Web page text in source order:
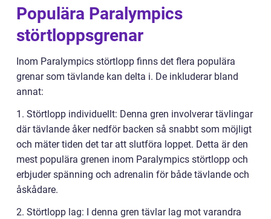
Populära Paralympics
störtloppsgrenar
Inom Paralympics störtlopp finns det flera populära
grenar som tävlande kan delta i. De inkluderar bland
annat:
1. Störtlopp individuellt: Denna gren involverar tävlingar
där tävlande åker nedför backen så snabbt som möjligt
och mäter tiden det tar att slutföra loppet. Detta är den
mest populära grenen inom Paralympics störtlopp och
erbjuder spänning och adrenalin för både tävlande och
åskådare.
2. Störtlopp lag: I denna gren tävlar lag mot varandra